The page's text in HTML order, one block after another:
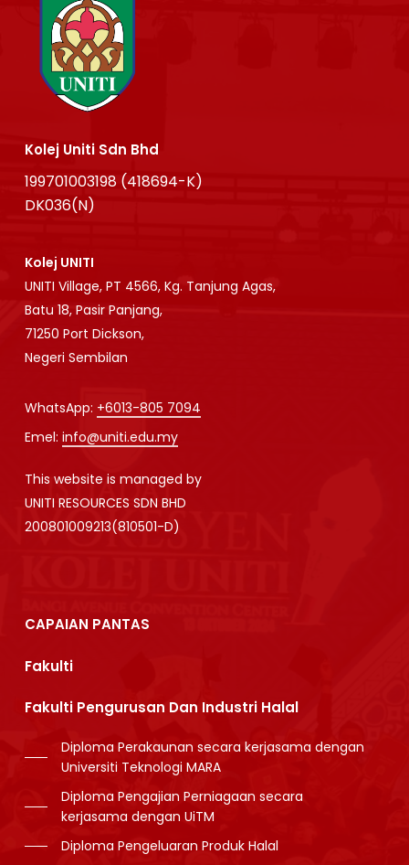
Kolej Uniti Sdn Bhd
199701003198 (418694-K)
DK036(N)
Kolej UNITI
UNITI Village, PT 4566, Kg. Tanjung Agas,
Batu 18, Pasir Panjang,
71250 Port Dickson,
Negeri Sembilan
WhatsApp: +6013-805 7094
Emel: info@uniti.edu.my
This website is managed by
UNITI RESOURCES SDN BHD
200801009213(810501-D)
CAPAIAN PANTAS
Fakulti
Fakulti Pengurusan Dan Industri Halal
Diploma Perakaunan secara kerjasama dengan
Universiti Teknologi MARA
Diploma Pengajian Perniagaan secara
kerjasama dengan UiTM
Diploma Pengeluaran Produk Halal